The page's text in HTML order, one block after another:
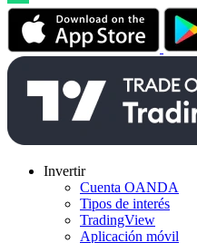
Invertir
Cuenta OANDA
Tipos de interés
TradingView
Aplicación móvil